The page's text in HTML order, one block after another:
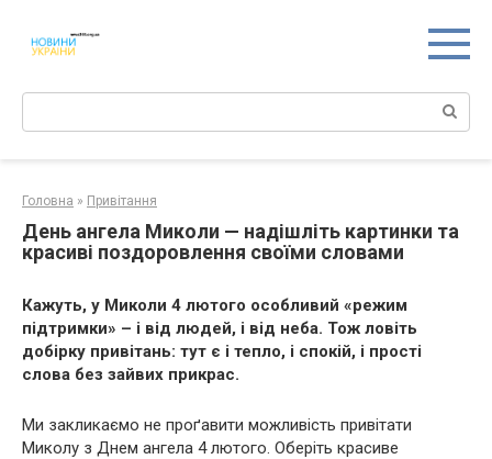
контенту
Поиск:
Головна » Привітання
День ангела Миколи — надішліть картинки та
красиві поздоровлення своїми словами
Кажуть, у Миколи 4 лютого особливий «режим
підтримки» – і від людей, і від неба. Тож ловіть
добірку привітань: тут є і тепло, і спокій, і прості
слова без зайвих прикрас.
Ми закликаємо не проґавити можливість привітати
Миколу з Днем ангела 4 лютого. Оберіть красиве